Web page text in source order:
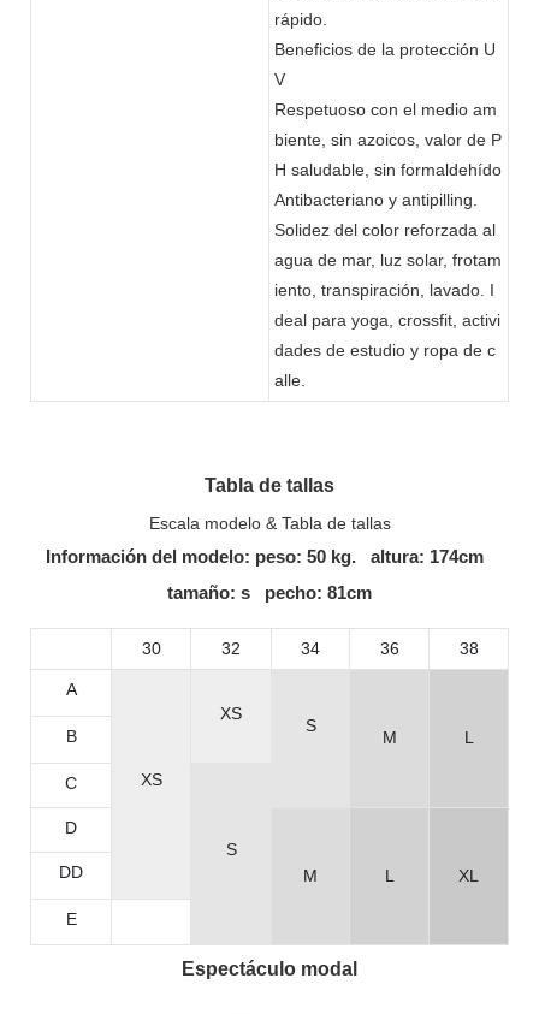
rápido.
Beneficios de la protección U
V
Respetuoso con el medio am
biente, sin azoicos, valor de P
H saludable, sin formaldehído
Antibacteriano y antipilling.
Solidez del color reforzada al
agua de mar, luz solar, frotam
iento, transpiración, lavado. I
deal para yoga, crossfit, activi
dades de estudio y ropa de c
alle.
Tabla de tallas
Escala modelo & Tabla de tallas
Información del modelo: peso: 50 kg. altura: 174cm
tamaño: s pecho: 81cm
30 32 34 36 38
A
XS
XS
S
M L
B
C
S
D
M L XL
DD
E
Espectáculo modal